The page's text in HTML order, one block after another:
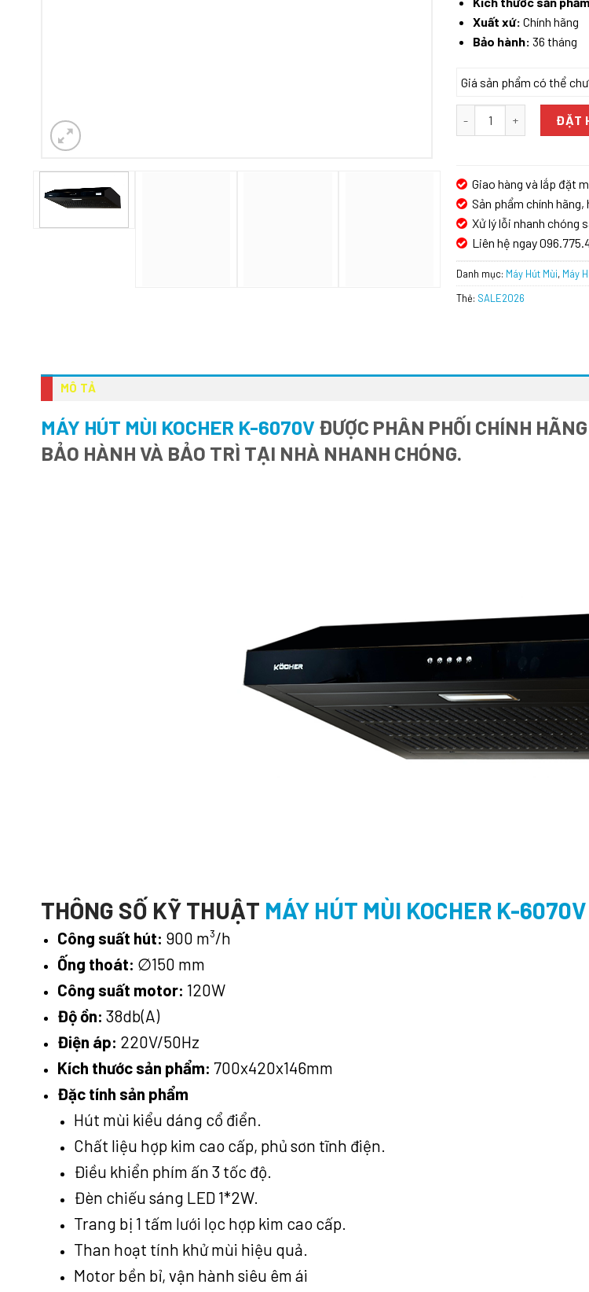
Xuất xứ: Chính hãng
Bảo hành: 36 tháng
Giá sản phẩm có thể
MÁY HÚT MÙI KOCHER
ĐẶT
Giao hàng và lắp đặt
Sản phẩm chính
Xử lý lỗi nhanh chóng
Liên hệ ngay
Danh mục: Máy Hút Mùi, Máy
Thẻ: SALE2026
MÔ TẢ
MÁY HÚT MÙI KOCHER K-6070VĐƯỢC PHÂN PHỐI CHÍNH
BẢO HÀNH VÀ BẢO TRÌ TẠI NHÀ NHANH CHÓNG.
THÔNG SỐ KỸ THUẬT MÁY HÚT MÙI KOCHER K-6070V
Công suất hút: 900 m³/h
Ống thoát: ∅150 mm
Công suất motor: 120W
Độ ồn: 38db(A)
Điện áp: 220V/50Hz
Kích thước sản phẩm: 700x420x146mm
Đặc tính sản phẩm
Hút mùi kiểu dáng cổ điển.
Chất liệu hợp kim cao cấp, phủ sơn tĩnh điện.
Điều khiển phím ấn 3 tốc độ.
Đèn chiếu sáng LED 1*2W.
Trang bị 1 tấm lưới lọc hợp kim cao cấp.
Than hoạt tính khử mùi hiệu quả.
Motor bền bỉ, vận hành siêu êm ái